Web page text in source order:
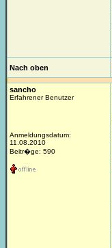
Nach oben
sancho
Erfahrener Benutzer
Anmeldungsdatum:
11.08.2010
Beitr�ge: 590